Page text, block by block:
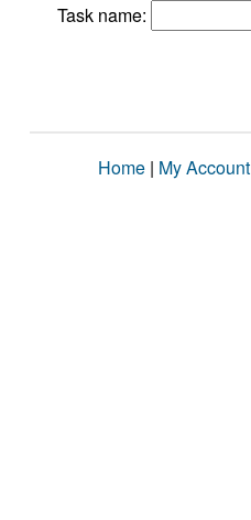
Task name:
Home | My Account